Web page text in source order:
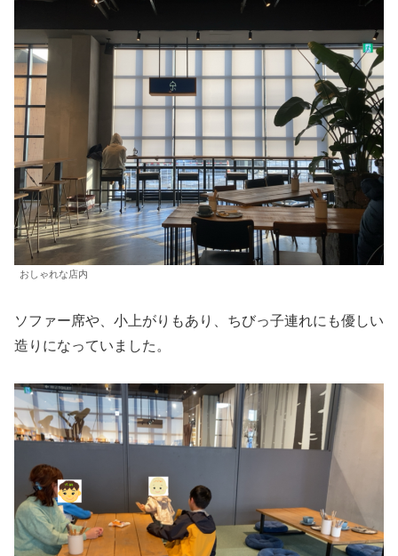
おしゃれな店内
ソファー席や、小上がりもあり、ちびっ子連れにも優しい
造りになっていました。